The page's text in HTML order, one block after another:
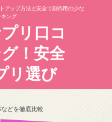
アップ方法と安全で副作用の少な
ング
リ口コ
！安全
リ選び
どを徹底比較